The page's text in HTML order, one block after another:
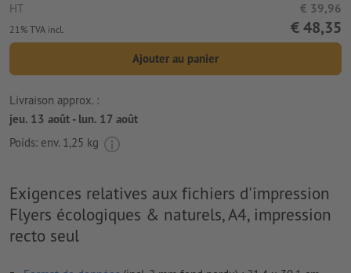
HT € 39,96
21% TVA incl. € 48,35
Ajouter au panier
Livraison approx. :
jeu. 13 août - lun. 17 août
Poids: env. 1,25 kg
Exigences relatives aux fichiers d'impression
Flyers écologiques & naturels, A4, impression
recto seul